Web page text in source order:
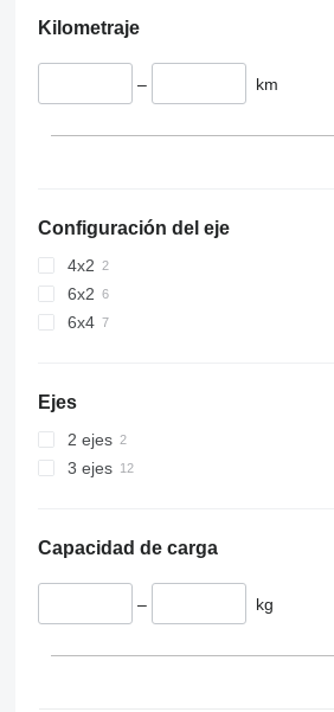
Kilometraje
– km
Configuración del eje
4x2
6x2
6x4
Ejes
2 ejes
3 ejes
Capacidad de carga
– kg